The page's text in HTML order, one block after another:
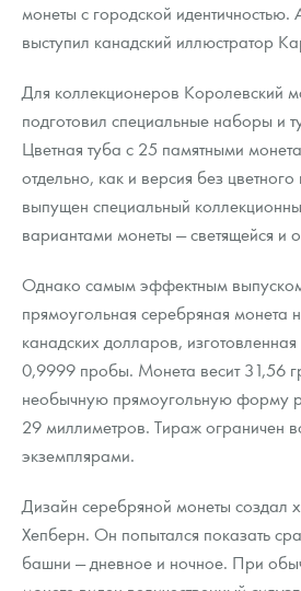
монеты с городской идентичностью.
выступил канадский иллюстратор
Для коллекционеров Королевский
подготовил специальные наборы и
Цветная туба с 25 памятными
отдельно, как и версия без
выпущен специальный
вариантами монеты — светящейся и
Однако самым эффектным
прямоугольная серебряная монета
канадских долларов,
0,9999 пробы. Монета весит 31,56
необычную прямоугольную форму
29 миллиметров. Тираж ограничен
экземплярами.
Дизайн серебряной монеты создал
Хепберн. Он попытался показать
башни — дневное и ночное. При